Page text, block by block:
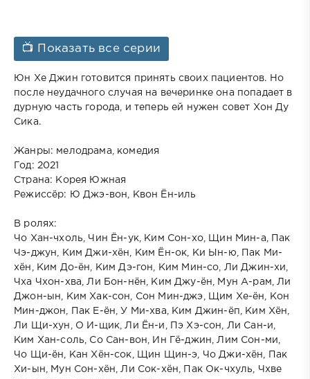
📺 Показать все серии
Юн Хе Джин готовится принять своих пациентов. Но
после неудачного случая на вечеринке она попадает в
дурную часть города, и теперь ей нужен совет Хон Ду
Сика.
Жанры: мелодрама, комедия
Год: 2021
Страна: Корея Южная
Режиссёр: Ю Джэ-вон, Квон Ён-иль
В ролях:
Чо Хан-чхоль, Чин Ён-ук, Ким Сон-хо, Щин Мин-а, Пак
Чэ-джун, Ким Джи-хён, Ким Ён-ок, Ки Ын-ю, Пак Ми-
хён, Ким До-ён, Ким Дэ-гон, Ким Мин-со, Ли Джин-хи,
Чха Чхон-хва, Ли Бон-нён, Ким Джу-ён, Мун А-рам, Ли
Джон-ын, Ким Хак-сон, Сон Мин-джэ, Щим Хе-ён, Кон
Мин-джон, Пак Е-ён, У Ми-хва, Ким Джин-ёп, Ким Хён,
Ли Щи-хун, О И-щик, Ли Ён-и, Пэ Хэ-сон, Ли Сан-и,
Ким Хан-соль, Со Сан-вон, Ин Гё-джин, Лим Сон-ми,
Чо Щи-ён, Кан Хён-сок, Щин Щин-э, Чо Джи-хён, Пак
Хи-ын, Мун Сон-хён, Ли Сок-хён, Пак Ок-чхуль, Чхве